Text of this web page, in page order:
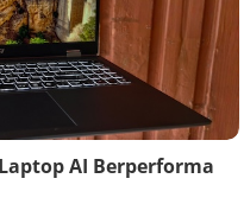
AI Berperforma